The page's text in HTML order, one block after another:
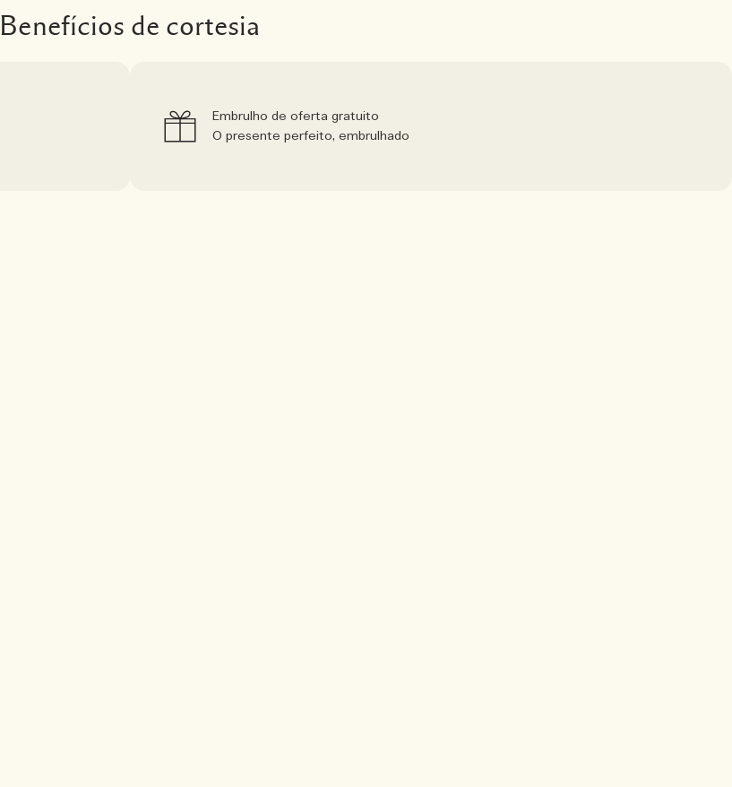
Benefícios de cortesia
Embrulho de oferta gratuito
O presente perfeito, embrulhado